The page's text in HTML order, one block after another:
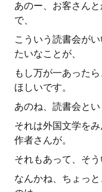
あのー、お客さん
で、
こういう読書会が
たいなことが、
もし万が一あった
ほしいです。
あのね、読書会とい
それは外国文学を
作者さんが。
それもあって、そ
なんかね、ちょっ